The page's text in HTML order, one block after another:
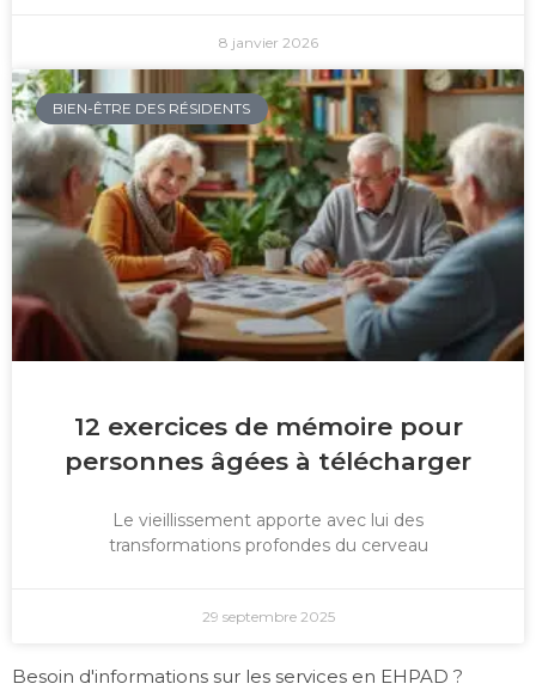
8 janvier 2026
BIEN-ÊTRE DES RÉSIDENTS
12 exercices de mémoire pour
personnes âgées à télécharger
Le vieillissement apporte avec lui des
transformations profondes du cerveau
29 septembre 2025
Besoin d'informations sur les services en EHPAD ?